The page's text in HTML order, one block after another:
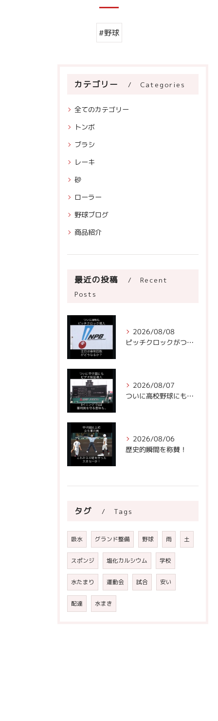
#野球
カテゴリー Categories
全てのカテゴリー
トンボ
ブラシ
レーキ
砂
ローラー
野球ブログ
商品紹介
最近の投稿
Recent
Posts
2026/08/08
ピッチクロックがついにNPBに!
2026/08/07
ついに高校野球にもビデオ判定が！
2026/08/06
歴史的瞬間を称賛！
タグ Tags
吸水 グランド整備 野球 雨 土
スポンジ 塩化カルシウム 学校
水たまり 運動会 試合 安い
配達 水まき